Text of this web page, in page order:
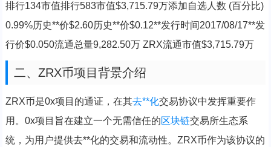
排行134市值排行583市值$3,715.79万添加自选人数 (百分比)
0.99%历史**价$2.60历史**价$0.12**发行时间2017/08/17**发
行价$0.050流通总量9,282.50万 ZRX流通市值$3,715.79万
二、ZRX币项目背景介绍
ZRX币是0x项目的通证，在其去**化交易协议中发挥重要作
用。0x项目旨在建立一个无需信任的区块链交易所生态系
统，为用户提供去**化的交易和流动性。ZRX币作为该协议的